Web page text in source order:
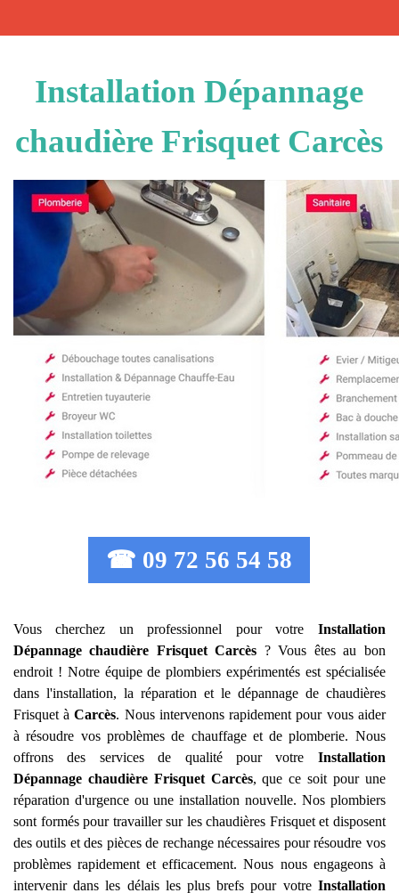
Installation Dépannage
chaudière Frisquet Carcès
☎ 09 72 56 54 58
Vous cherchez un professionnel pour votre Installation
Dépannage chaudière Frisquet Carcès ? Vous êtes au bon
endroit ! Notre équipe de plombiers expérimentés est spécialisée
dans l'installation, la réparation et le dépannage de chaudières
Frisquet àCarcès. Nous intervenons rapidement pour vous aider
à résoudre vos problèmes de chauffage et de plomberie. Nous
offrons des services de qualité pour votre Installation
Dépannage chaudière Frisquet Carcès, que ce soit pour une
réparation d'urgence ou une installation nouvelle. Nos plombiers
sont formés pour travailler sur les chaudières Frisquet et disposent
des outils et des pièces de rechange nécessaires pour résoudre vos
problèmes rapidement et efficacement. Nous nous engageons à
intervenir dans les délais les plus brefs pour votre Installation